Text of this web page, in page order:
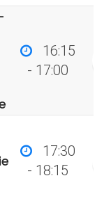
16:15
- 17:00
17:30
- 18:15